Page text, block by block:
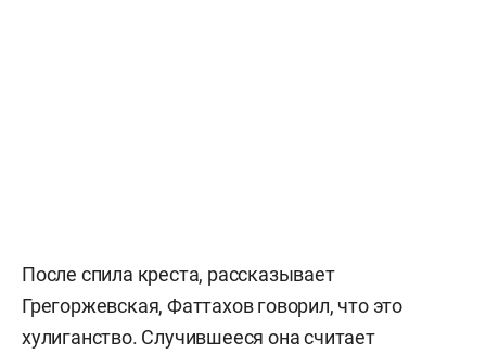
После спила креста, рассказывает
Грегоржевская, Фаттахов говорил, что это
хулиганство. Случившееся она считает